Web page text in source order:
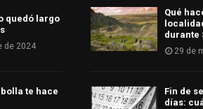
quedó largo
de 2024
te hace
Qué
durante
29 de
Fin de
días: